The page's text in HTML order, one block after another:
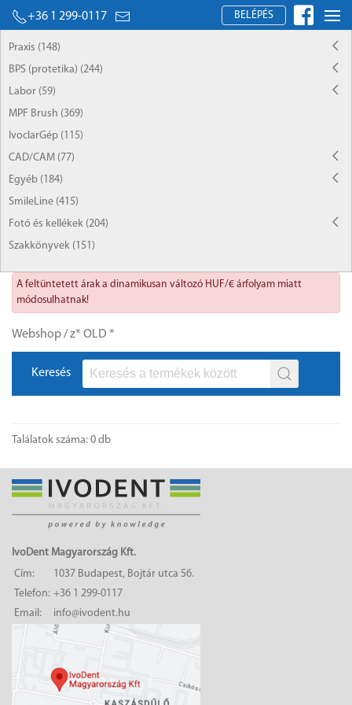
+36 1 299-0117 BELÉPÉS
Praxis (148)
BPS (protetika) (244)
Labor (59)
MPF Brush (369)
IvoclarGép (115)
CAD/CAM (77)
Egyéb (184)
SmileLine (415)
Fotó és kellékek (204)
Szakkönyvek (151)
A feltüntetett árak a dinamikusan változó HUF/€ árfolyam miatt
módosulhatnak!
Webshop/z* OLD *
Keresés
Találatok száma: 0 db
IvoDent Magyarország Kft.
Cím:
1037 Budapest, Bojtár utca 56.
Telefon: +36 1 299-0117
Email:
info@ivodent.hu